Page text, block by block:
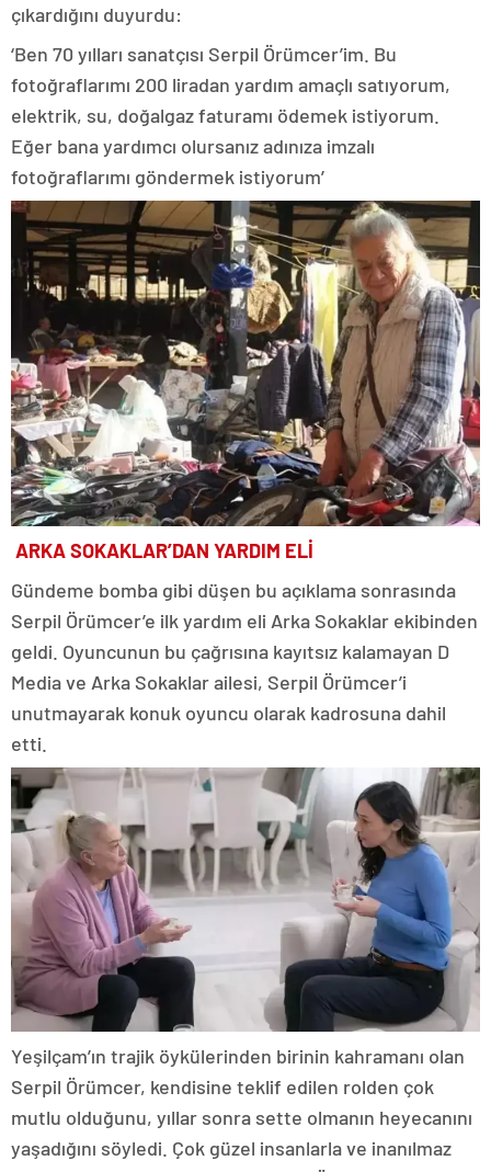
çıkardığını duyurdu:
‘Ben 70 yılları sanatçısı Serpil Örümcer’im. Bu
fotoğraflarımı 200 liradan yardım amaçlı satıyorum,
elektrik, su, doğalgaz faturamı ödemek istiyorum.
Eğer bana yardımcı olursanız adınıza imzalı
fotoğraflarımı göndermek istiyorum’
ARKA SOKAKLAR’DAN YARDIM ELİ
Gündeme bomba gibi düşen bu açıklama sonrasında
Serpil Örümcer’e ilk yardım eli Arka Sokaklar ekibinden
geldi. Oyuncunun bu çağrısına kayıtsız kalamayan D
Media ve Arka Sokaklar ailesi, Serpil Örümcer’i
unutmayarak konuk oyuncu olarak kadrosuna dahil
etti.
Yeşilçam’ın trajik öykülerinden birinin kahramanı olan
Serpil Örümcer, kendisine teklif edilen rolden çok
mutlu olduğunu, yıllar sonra sette olmanın heyecanını
yaşadığını söyledi. Çok güzel insanlarla ve inanılmaz